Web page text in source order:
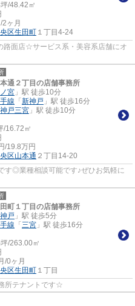
/48.42㎡
2ヶ月
区生田町 １丁目4-24
路面店☆サービス系・美容系店舗にオ
通２丁目の店舗事務所
宮 」駅 徒歩10分
線 「 新神戸 」駅 徒歩16分
神戸三宮 」駅 徒歩10分
/16.72㎡
/19.8万円
区山本通 ２丁目14-20
す◎業種相談可能です♪ぜひお気軽に
町１丁目の店舗事務所
戸 」駅 徒歩5分
線 「 三宮 」駅 徒歩16分
/263.00㎡
/0ヶ月
区生田町 １丁目
所テナントです☆